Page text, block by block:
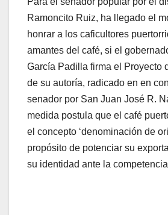
Ramoncito Ruiz, ha llegado el
honrar a los caficultores
amantes del café, si el
García Padilla firma el Proyecto
de su autoría, radicado en en
senador por San Juan José R.
medida postula que el café
el concepto ‘denominación de
propósito de potenciar su
su identidad ante la